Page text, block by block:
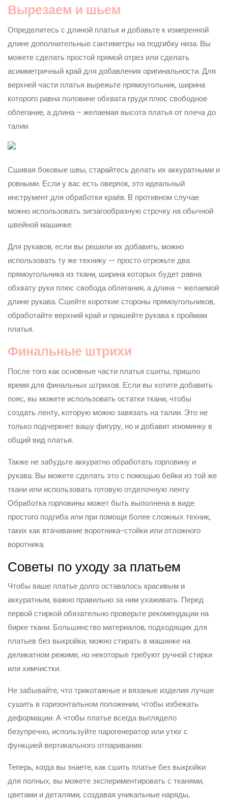
Вырезаем и шьем
Определитесь с длиной платья и добавьте к измеренной
длине дополнительные сантиметры на подгибку низа. Вы
можете сделать простой прямой отрез или сделать
асимметричный край для добавления оригинальности. Для
верхней части платья вырежьте прямоугольник, ширина
которого равна половине обхвата груди плюс свободное
облегание, а длина – желаемая высота платья от плеча до
талии.
Сшивая боковые швы, старайтесь делать их аккуратными и
ровными. Если у вас есть оверлок, это идеальный
инструмент для обработки краёв. В противном случае
можно использовать зигзагообразную строчку на обычной
швейной машинке.
Для рукавов, если вы решили их добавить, можно
использовать ту же технику — просто отрежьте два
прямоугольника из ткани, ширина которых будет равна
обхвату руки плюс свобода облегания, а длина – желаемой
длине рукава. Сшейте короткие стороны прямоугольников,
обработайте верхний край и пришейте рукава к проймам
платья.
Финальные штрихи
После того как основные части платья сшиты, пришло
время для финальных штрихов. Если вы хотите добавить
пояс, вы можете использовать остатки ткани, чтобы
создать ленту, которую можно завязать на талии. Это не
только подчеркнет вашу фигуру, но и добавит изюминку в
общий вид платья.
Также не забудьте аккуратно обработать горловину и
рукава. Вы можете сделать это с помощью бейки из той же
ткани или использовать готовую отделочную ленту.
Обработка горловины может быть выполнена в виде
простого подгиба или при помощи более сложных техник,
таких как втачивание воротника-стойки или отложного
воротника.
Советы по уходу за платьем
Чтобы ваше платье долго оставалось красивым и
аккуратным, важно правильно за ним ухаживать. Перед
первой стиркой обязательно проверьте рекомендации на
бирке ткани. Большинство материалов, подходящих для
платьев без выкройки, можно стирать в машинке на
деликатном режиме, но некоторые требуют ручной стирки
или химчистки.
Не забывайте, что трикотажные и вязаные изделия лучше
сушить в горизонтальном положении, чтобы избежать
деформации. А чтобы платье всегда выглядело
безупречно, используйте парогенератор или утюг с
функцией вертикального отпаривания.
Теперь, когда вы знаете, как сшить платье без выкройки
для полных, вы можете экспериментировать с тканями,
цветами и деталями, создавая уникальные наряды,